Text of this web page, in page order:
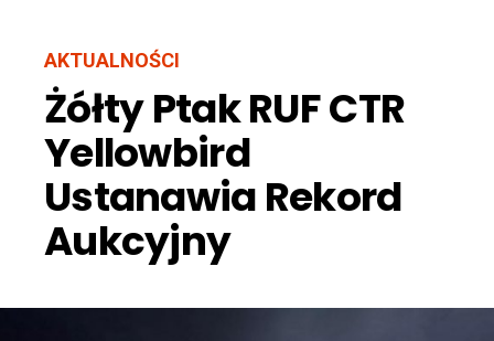
AKTUALNOŚCI
Żółty Ptak RUF CTR
Yellowbird
Ustanawia Rekord
Aukcyjny